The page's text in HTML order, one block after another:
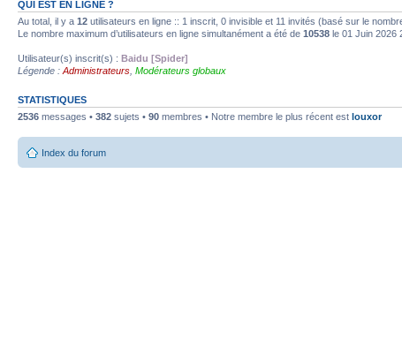
QUI EST EN LIGNE ?
Au total, il y a 12 utilisateurs en ligne :: 1 inscrit, 0 invisible et 11 invités (basé sur le
Le nombre maximum d’utilisateurs en ligne simultanément a été de 10538 le 01 Juin 2026
Utilisateur(s) inscrit(s) : Baidu [Spider]
Légende : Administrateurs Modérateurs globaux
STATISTIQUES
2536 messages • 382 sujets • 90 membres • Notre membre le plus récent est louxor
Index du forum